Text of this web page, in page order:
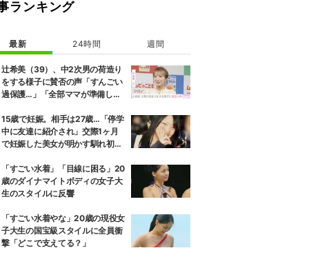
ランキング
最新 24時間 週間
辻希美（39）、中2次男の荷造り
をする様子に賛否の声「すんごい
過保護…」「全部ママが準備して
15歳で妊娠。相手は27歳…「停学
中に友達に紹介され」交際1ヶ月
で妊娠した美女が明かす馴れ初め
絶句
「すごい水着」「目線に困る」20
歳のダイナマイトボディの女子大
生のスタイルに反響
「すごい水着やな」20歳の現役女
子大生の国宝級スタイルに全員衝
撃「どこで支えてる？」